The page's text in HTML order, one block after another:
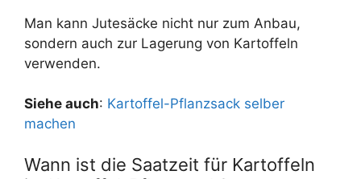
Man kann Jutesäcke nicht nur zum Anbau,
sondern auch zur Lagerung von Kartoffeln
verwenden.
Siehe auch: Kartoffel-Pflanzsack selber
machen
Wann ist die Saatzeit für Kartoffeln